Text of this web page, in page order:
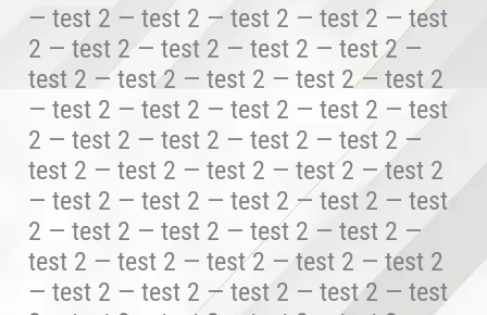
— test 2 — test 2 — test 2 — test 2 — test
2 — test 2 — test 2 — test 2 — test 2 —
test 2 — test 2 — test 2 — test 2 — test 2
— test 2 — test 2 — test 2 — test 2 — test
2 — test 2 — test 2 — test 2 — test 2 —
test 2 — test 2 — test 2 — test 2 — test 2
— test 2 — test 2 — test 2 — test 2 — test
2 — test 2 — test 2 — test 2 — test 2 —
test 2 — test 2 — test 2 — test 2 — test 2
— test 2 — test 2 — test 2 — test 2 — test